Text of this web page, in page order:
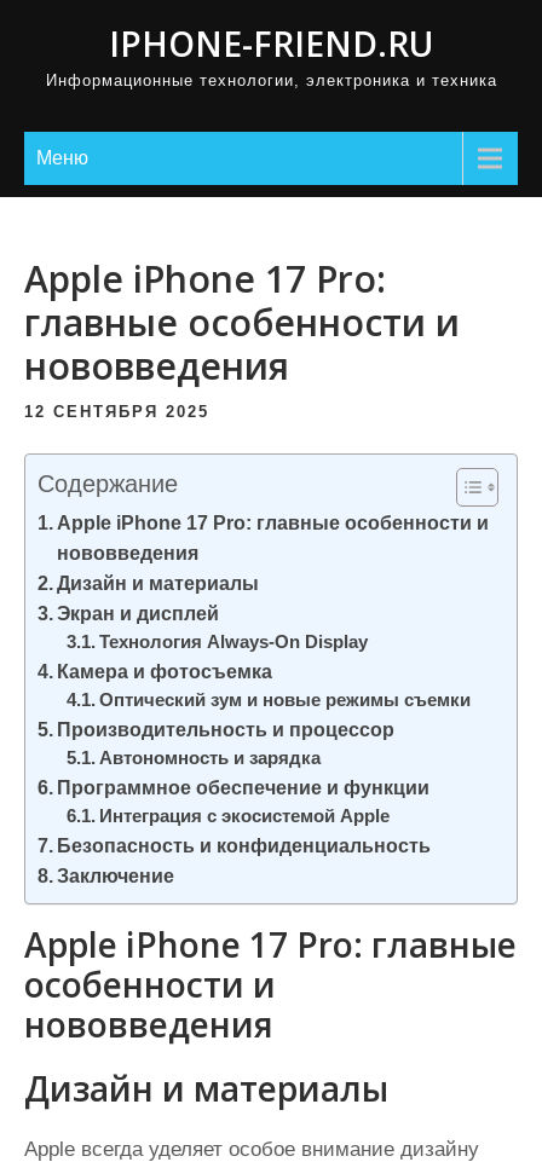
IPHONE-FRIEND.RU
Информационные технологии, электроника и техника
Меню
Apple iPhone 17 Pro:
главные особенности и
нововведения
12 СЕНТЯБРЯ 2025
Содержание
Apple iPhone 17 Pro: главные особенности и
нововведения
Дизайн и материалы
Экран и дисплей
Технология Always-On Display
Камера и фотосъемка
Оптический зум и новые режимы съемки
Производительность и процессор
Автономность и зарядка
Программное обеспечение и функции
Интеграция с экосистемой Apple
Безопасность и конфиденциальность
Заключение
Apple iPhone 17 Pro: главные
особенности и
нововведения
Дизайн и материалы
Apple всегда уделяет особое внимание дизайну